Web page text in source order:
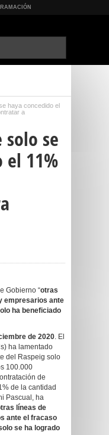
haya concedido el
a
solo se
el 11%
Gobierno “otras
empresarios ante
ha beneficiado
de 2020. El
ha lamentado
del Raspeig solo
100.000
de
de la cantidad
Pascual, ha
líneas de
ante el fracaso
se ha logrado